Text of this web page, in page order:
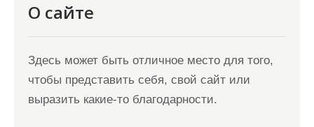
О сайте
Здесь может быть отличное место для того,
чтобы представить себя, свой сайт или
выразить какие-то благодарности.